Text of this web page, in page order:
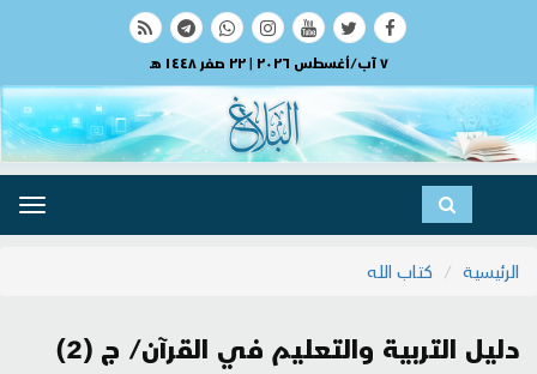
٧ آب/أغسطس ٢٠٢٦ | ٢٢ صفر ١٤٤٨ هـ
الرئيسية
كتاب الله
دليل التربية والتعليم في القرآن/ ج (2)